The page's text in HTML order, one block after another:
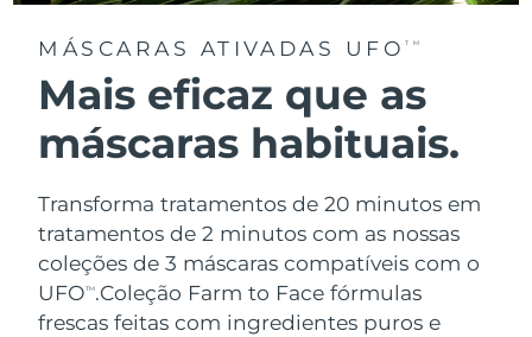
MÁSCARAS ATIVADAS UFOTM
Mais eficaz que as
máscaras habituais.
Transforma tratamentos de 20 minutos em
tratamentos de 2 minutos com as nossas
coleções de 3 máscaras compatíveis com o
UFOTM.Coleção Farm to Face fórmulas
frescas feitas com ingredientes puros e